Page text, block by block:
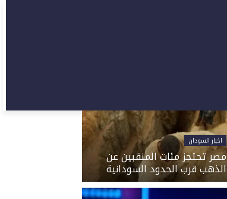
اخبار السودان
مصر تحتجز مئات المنقبين عن
الذهب قرب الحدود السودانية